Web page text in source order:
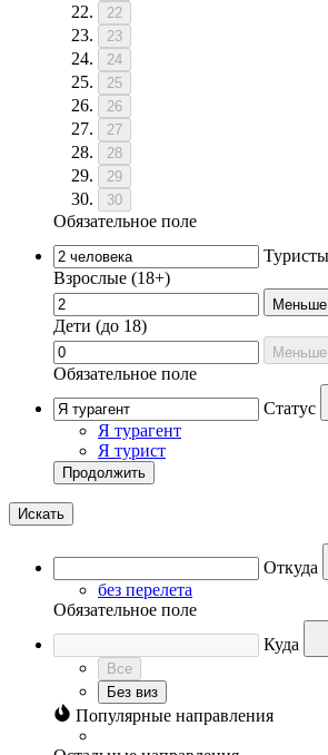
22
23
24
25
26
27
28
29
30
Обязательное поле
Туристы
Взрослые (18+)
Меньше
Дети (до 18)
Меньше
Обязательное поле
Статус
Я турагент
Я турист
Продолжить
Искать
Откуда
без перелета
Обязательное поле
Куда
Все
Без виз
Популярные направления